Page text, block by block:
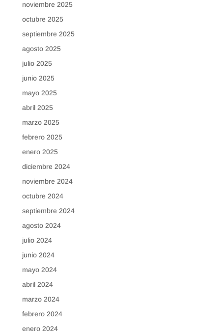
noviembre 2025
octubre 2025
septiembre 2025
agosto 2025
julio 2025
junio 2025
mayo 2025
abril 2025
marzo 2025
febrero 2025
enero 2025
diciembre 2024
noviembre 2024
octubre 2024
septiembre 2024
agosto 2024
julio 2024
junio 2024
mayo 2024
abril 2024
marzo 2024
febrero 2024
enero 2024